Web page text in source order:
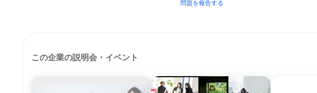
問題を報告する
この企業の説明会・イベント